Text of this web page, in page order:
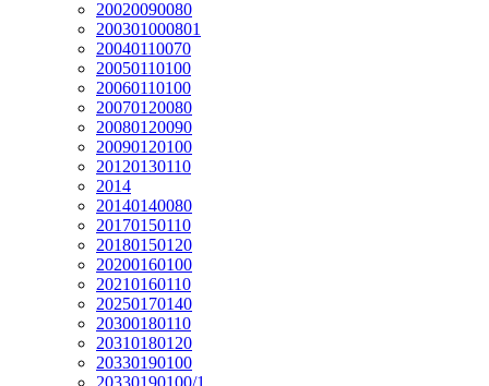
20020090080
200301000801
20040110070
20050110100
20060110100
20070120080
20080120090
20090120100
20120130110
2014
20140140080
20170150110
20180150120
20200160100
20210160110
20250170140
20300180110
20310180120
20330190100
20330190100/1